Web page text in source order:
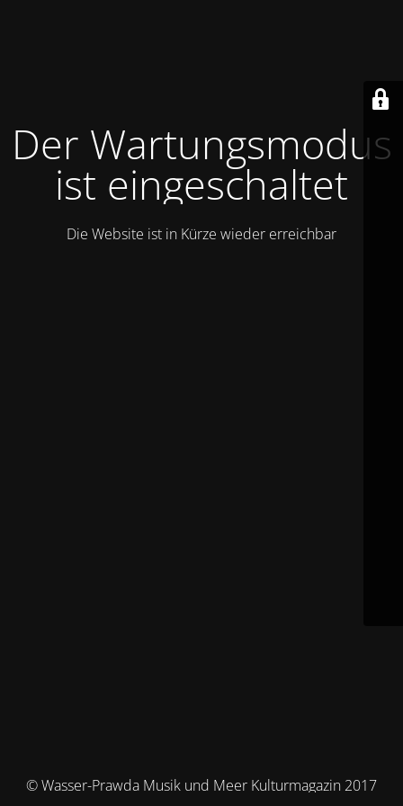
Der Wartungsmodus
ist eingeschaltet
Die Website ist in Kürze wieder erreichbar
© Wasser-Prawda Musik und Meer Kulturmagazin 2017